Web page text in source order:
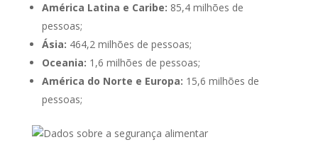
América Latina e Caribe: 85,4 milhões de
pessoas;
Ásia: 464,2 milhões de pessoas;
Oceania: 1,6 milhões de pessoas;
América do Norte e Europa: 15,6 milhões de
pessoas;